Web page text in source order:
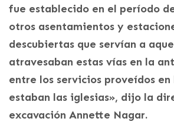
fue establecido en el período
otros asentamientos y
descubiertas que servían a
atravesaban estas vías en la
entre los servicios proveídos en
estaban las iglesias», dijo la
excavación Annette Nagar.